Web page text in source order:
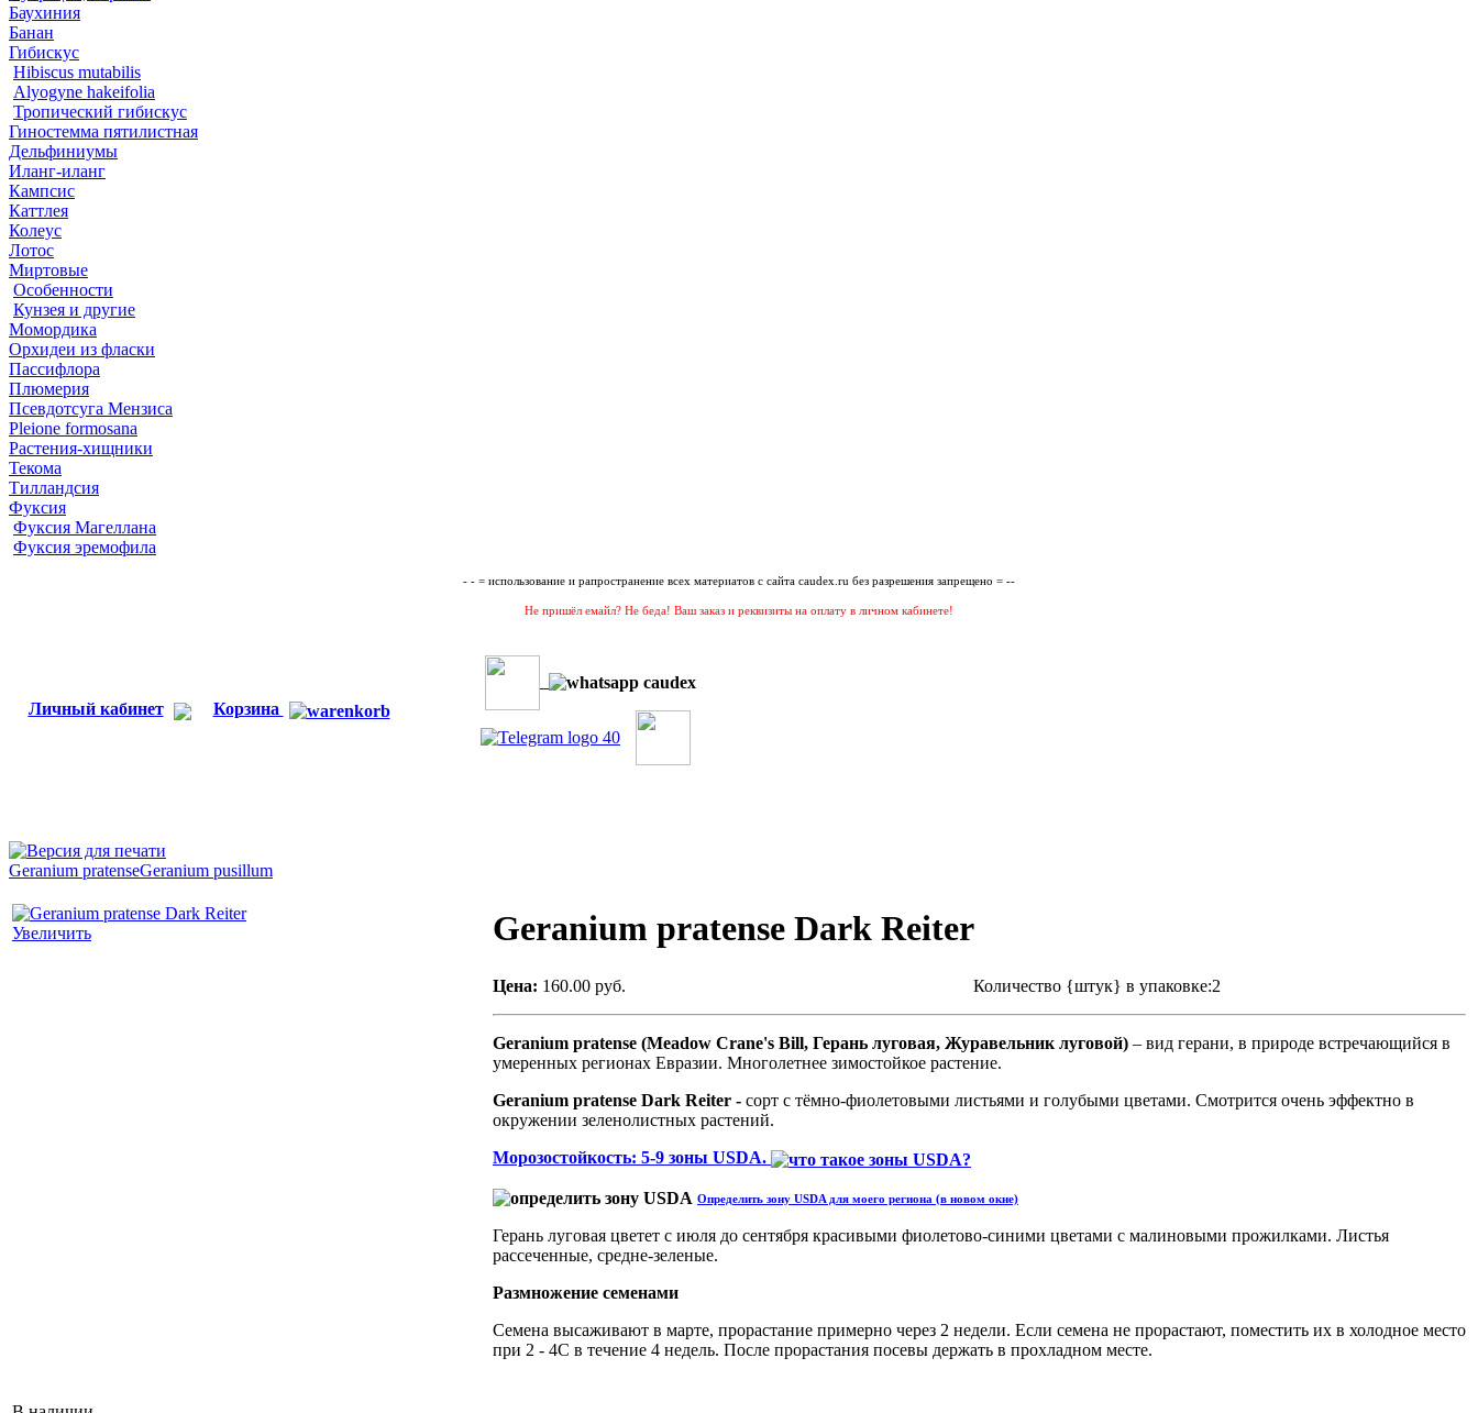
Баухиния
Банан
Гибискус
Hibiscus mutabilis
Alyogyne hakeifolia
Тропический гибискус
Гиностемма пятилистная
Дельфиниумы
Иланг-иланг
Кампсис
Каттлея
Колеус
Лотос
Миртовые
Особенности
Кунзея и другие
Момордика
Орхидеи из фласки
Пассифлора
Плюмерия
Псевдотсуга Мензиса
Pleione formosana
Растения-хищники
Текома
Тилландсия
Фуксия
Фуксия Магеллана
Фуксия эремофила
- - = использование и рапространение всех материатов с сайта caudex.ru без разрешения запрещено = --
Не пришёл емайл? Не беда! Ваш заказ и реквизиты на оплату в личном кабинете!
Личный кабинет Корзина
Geranium pratenseGeranium pusillum
Увеличить Geranium pratense Dark Reiter
Цена: 160.00 руб. Количество {штук} в упаковке:2
Geranium pratense (Meadow Crane's Bill, Герань луговая, Журавельник луговой) – вид герани, в природе встречающийся в
умеренных регионах Евразии. Многолетнее зимостойкое растение.
Geranium pratense Dark Reiter - сорт с тёмно-фиолетовыми листьями и голубыми цветами. Смотрится очень эффектно в
окружении зеленолистных растений.
Морозостойкость: 5-9 зоны USDA.
Определить зону USDA для моего региона (в новом окне)
Герань луговая цветет с июля до сентября красивыми фиолетово-синими цветами с малиновыми прожилками. Листья
рассеченные, средне-зеленые.
Размножение семенами
Семена высаживают в марте, прорастание примерно через 2 недели. Если семена не прорастают, поместить их в холодное место
при 2 - 4С в течение 4 недель. После прорастания посевы держать в прохладном месте.